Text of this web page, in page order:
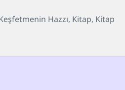
Hazzı, Kitap, Kitap